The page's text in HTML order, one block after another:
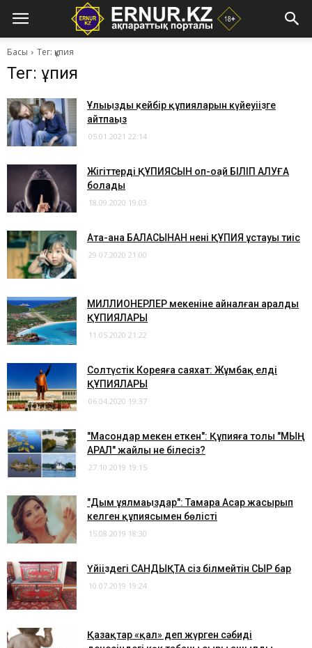
Басы Тег: құпия
Тег: құпия
​Ұлыңыздың кейбір құпияларын күйеуіңізге
айтпаңыз
05.01.2021 22:14
Жігіттердің ҚҰПИЯСЫН оп-оңай БІЛІП АЛУҒА
болады
18.09.2020 19:03
Ата-ана БАЛАСЫНАН нені ҚҰПИЯ ұстауы тиіс
29.07.2020 21:00
МИЛЛИОНЕРЛЕР мекеніне айналған аралдың
ҚҰПИЯЛАРЫ
11.05.2020 21:22
Солтүстік Кореяға саяхат: Жұмбақ елдің
ҚҰПИЯЛАРЫ
06.04.2020 19:37
"Масондар мекен еткен": Құпияға толы "МЫҢ
АРАЛ" жайлы не білесіз?
27.10.2019 19:15
"Дым ұялмаңыздар": Тамара Асар жасырып
келген құпиясымен бөлісті
15.08.2019 18:30
​Үйіңіздегі САНДЫҚТА сіз білмейтін СЫР бар
10.07.2019 19:24
Қазақтар «қал» деп жүрген сәбидің